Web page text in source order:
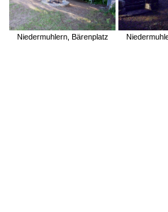
Niedermuhlern, Bärenplatz